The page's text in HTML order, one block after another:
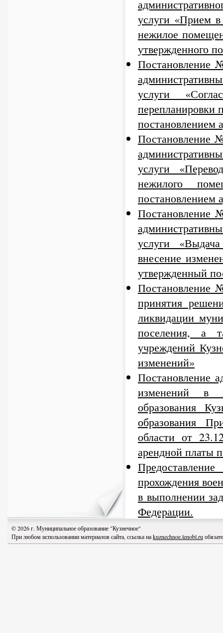
услуги «Прием
нежилое
утвержденного
Постановление
услуги
перепланировки
постановлением
Постановление
услуги
нежилого
постановлением
Постановление
услуги
внесение
утвержденный
Постановление
принятия
ликвидации
поселения, а
учреждений
изменений»
Постановление
изменений в
образования
образования
области от
арендной платы
прохождения
в выполнении
Федерации.
© 2026 г. Муниципальное образование "Кузнечное"
При любом использовании материалов сайта, ссылка наkuznechnoe.lenobl.ru